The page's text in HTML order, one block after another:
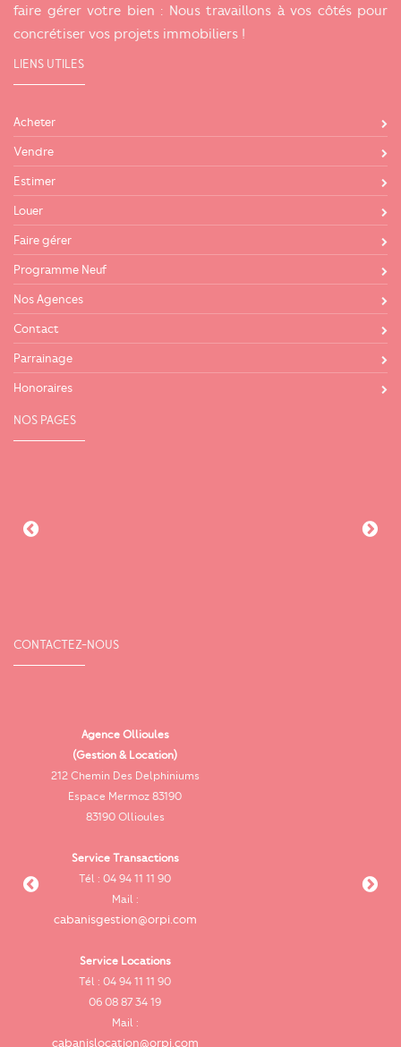
faire gérer votre bien : Nous travaillons à vos côtés pour
concrétiser vos projets immobiliers !
LIENS UTILES
Acheter
Vendre
Estimer
Louer
Faire gérer
Programme Neuf
Nos Agences
Contact
Parrainage
Honoraires
NOS PAGES
CONTACTEZ-NOUS
Agence Ollioules
(Gestion & Location)
212 Chemin Des Delphiniums
Espace Mermoz 83190
83190 Ollioules
Service Transactions
Tél : 04 94 11 11 90
Mail :
cabanisgestion@orpi.com
Service Locations
Tél : 04 94 11 11 90
06 08 87 34 19
Mail :
cabanislocation@orpi.com